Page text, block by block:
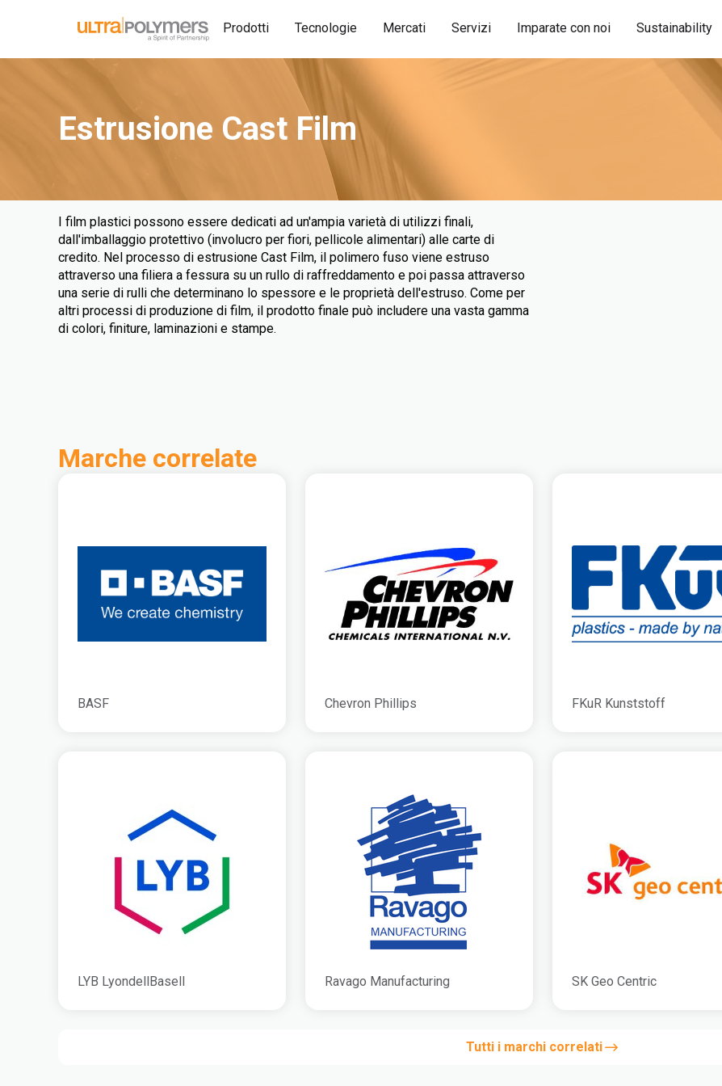
Prodotti Tecnologie Mercati Servizi Imparate con noi Sustainability
Estrusione Cast Film
I film plastici possono essere dedicati ad un'ampia varietà di utilizzi finali,
dall'imballaggio protettivo (involucro per fiori, pellicole alimentari) alle carte di
credito. Nel processo di estrusione Cast Film, il polimero fuso viene estruso
attraverso una filiera a fessura su un rullo di raffreddamento e poi passa attraverso
una serie di rulli che determinano lo spessore e le proprietà dell'estruso. Come per
altri processi di produzione di film, il prodotto finale può includere una vasta gamma
di colori, finiture, laminazioni e stampe.
Marche correlate
BASF Chevron Phillips FKuR Kunststoff
LYB LyondellBasell Ravago Manufacturing SK Geo Centric
Tutti i marchi correlati